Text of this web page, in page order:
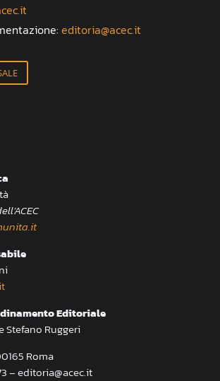
editoria@acec.it
Editoriale
Stefano Ruggeri
Roma
– editoria@acec.it